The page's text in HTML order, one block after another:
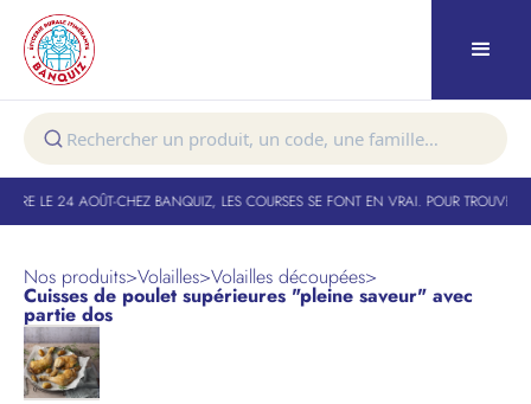
LE 24 AOÛT-CHEZ BANQUIZ, LES COURSES SE FONT EN VRAI. POUR TROUVER
Nos produits>Volailles>Volailles découpées>
Cuisses de poulet supérieures "pleine saveur" avec
partie dos